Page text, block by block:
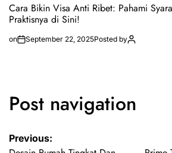
Cara Bikin Visa Anti Ribet: Pahami
Praktisnya di Sini!
on September 22, 2025Posted by
Post navigation
Previous: